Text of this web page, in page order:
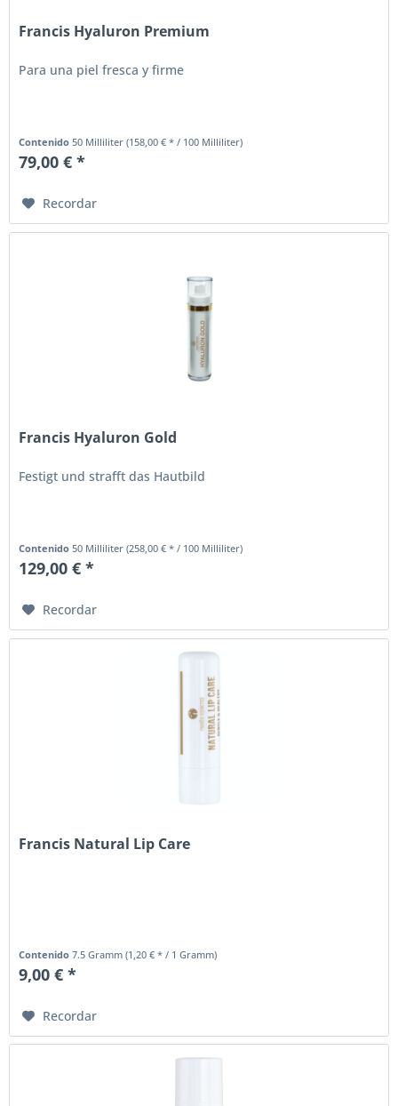
Francis Hyaluron Premium
Para una piel fresca y firme
Contenido50 Milliliter(158,00 € * / 100 Milliliter)
79,00 € *
Recordar
Francis Hyaluron Gold
Festigt und strafft das Hautbild
Contenido50 Milliliter(258,00 € * / 100 Milliliter)
129,00 € *
Recordar
Francis Natural Lip Care
Contenido7.5 Gramm(1,20 € * / 1 Gramm)
9,00 € *
Recordar